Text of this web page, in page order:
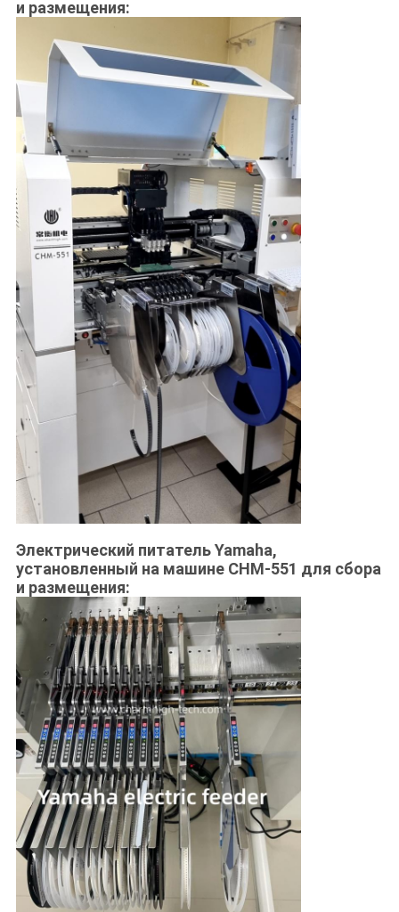
и размещения:
Электрический питатель Yamaha,
установленный на машине CHM-551 для сбора
и размещения: